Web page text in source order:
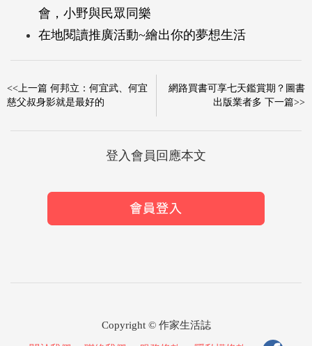
會，小野與民眾同樂
在地閱讀推廣活動~繪出你的夢想生活
<<上一篇 何邦立：何宜武、何宜
慈父叔身影就是最好的
網路買書可享七天鑑賞期？圖書
出版業者多 下一篇>>
登入會員回應本文
Copyright © 作家生活誌